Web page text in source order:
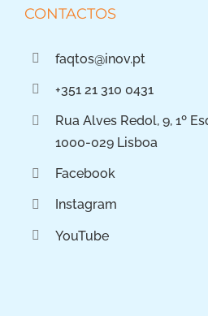
CONTACTOS
faqtos@inov.pt
+351 21 310 0431
Rua Alves Redol, 9, 1º
1000-029 Lisboa
Facebook
Instagram
YouTube